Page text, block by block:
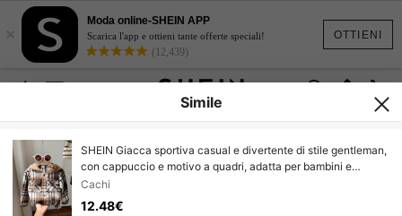
OTTIENI
×
Moda online-SHEIN APP
Scarica l'app e ottieni tante offerte speciali!
(12,439)
Simile
SHEIN Giacca sportiva casual e divertente di stile gentleman,
con cappuccio e motivo a quadri, adatta per bambini e
bambine, per uscite autunnali/invernali
Cachi
12.48€